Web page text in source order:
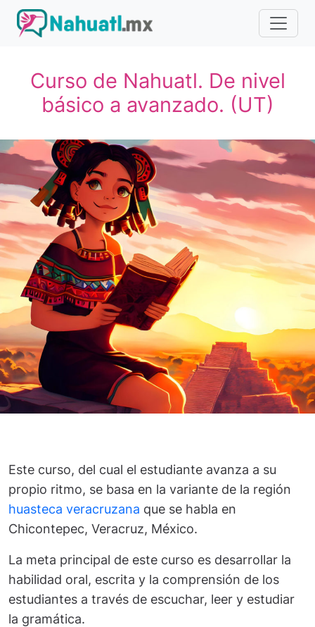
Curso de Nahuatl. De nivel
básico a avanzado. (UT)
Este curso, del cual el estudiante avanza a su
propio ritmo, se basa en la variante de la región
huasteca veracruzana que se habla en
Chicontepec, Veracruz, México.
La meta principal de este curso es desarrollar la
habilidad oral, escrita y la comprensión de los
estudiantes a través de escuchar, leer y estudiar
la gramática.